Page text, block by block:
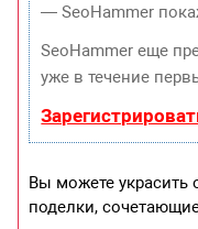
— SeoHammer
SeoHammer еще
уже в течение
Вы можете украсить
поделки,